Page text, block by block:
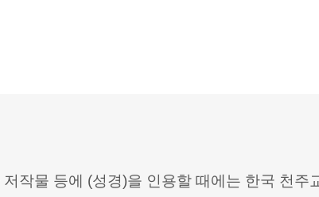
작물 등에 (성경)을 인용할 때에는 한국 천주